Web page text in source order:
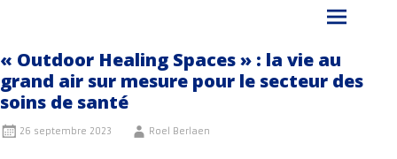
« Outdoor Healing Spaces » : la vie au
grand air sur mesure pour le secteur des
soins de santé
26 septembre 2023 Roel Berlaen